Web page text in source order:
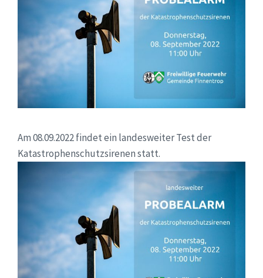
Am 08.09.2022 findet ein landesweiter Test der
Katastrophenschutzsirenen statt.